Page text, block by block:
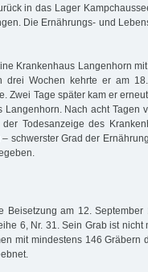
in das Lager
Die Ernährungs- und
Krankenhaus Langenhorn
drei Wochen kehrte er am
Zwei Tage später kam er
Nach acht Tagen
Todesanzeige des
schwerster Grad der
Beisetzung am 12. September
6, Nr. 31. Sein Grab ist nicht
mit mindestens 146 Gräbern